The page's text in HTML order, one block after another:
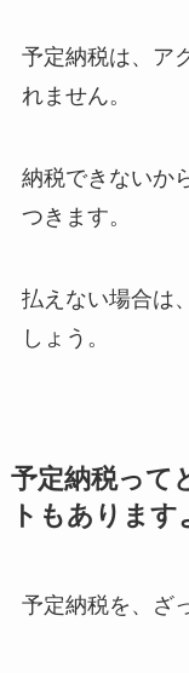
予定納税は、ア
れません。
納税できないか
つきます。
払えない場合は
しょう。
予定納税って
トもありま
予定納税を、ざ